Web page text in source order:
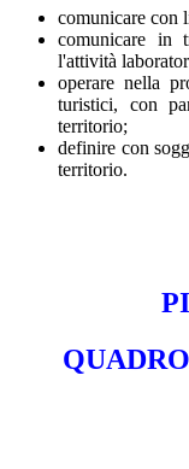
comunicare con
comunicare in
l'attività
operare nella
turistici, con
territorio;
definire con
territorio.